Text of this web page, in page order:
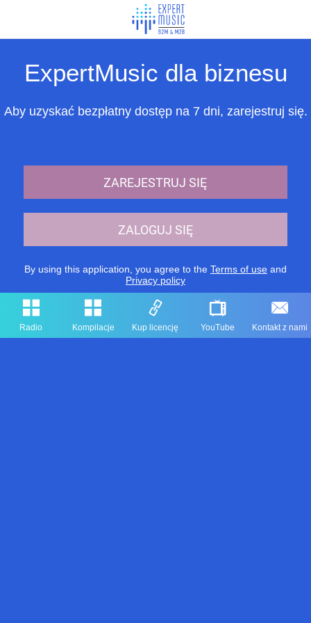
ExpertMusic dla biznesu
Aby uzyskać bezpłatny dostęp na 7 dni, zarejestruj się.
ZAREJESTRUJ SIĘ
ZALOGUJ SIĘ
By using this application, you agree to the Terms of use and
Privacy policy
Radio Kompilacje Kup licencję YouTube Kontakt z nami